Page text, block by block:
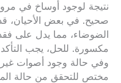
نتيجة لوجود أوساخ في
صحيح. في بعض الأحيان،
الضوضاء، مما يدل على
مكسورة. للحل، يجب
وفي حالة وجود أصوات غير
مختص للتحقق من حالة